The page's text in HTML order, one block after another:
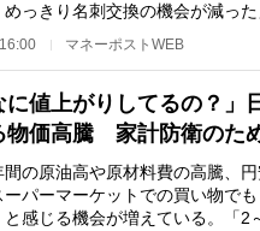
っきり名刺交換の機会が減った
マネーポストWEB
に値上がりしてるの？」
物価高騰 家計防衛のた
の原油高や原材料費の高騰、
パーマーケットでの買い物で
感じる機会が増えている。「2